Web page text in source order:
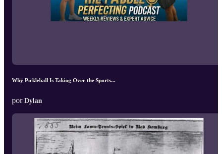
Why Pickleball Is Taking Over the Sports...
por Dylan